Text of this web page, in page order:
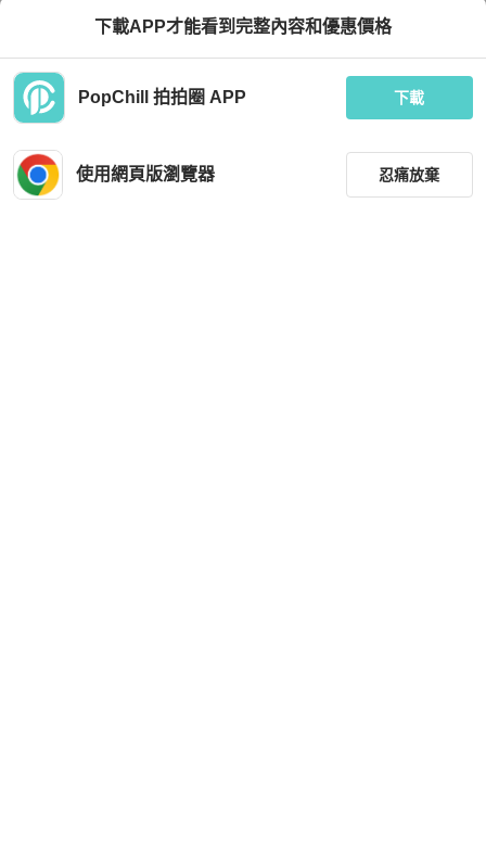
下載APP才能看到完整內容和優惠價格
PopChill 拍拍圈 APP 下載
使用網頁版瀏覽器 忍痛放棄